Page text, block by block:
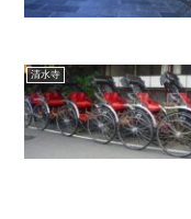
清水寺